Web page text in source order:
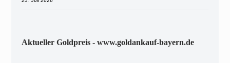
Aktueller Goldpreis - www.goldankauf-bayern.de